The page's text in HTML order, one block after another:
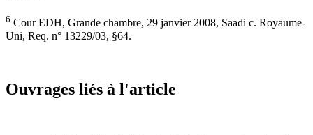
6 Cour EDH, Grande chambre, 29 janvier 2008, Saadi c. Royaume-
Uni, Req. n° 13229/03, §64.
Ouvrages liés à l'article